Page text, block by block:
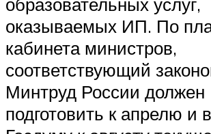
оказываемых ИП. По
кабинета министров,
соответствующий
Минтруд России должен
подготовить к апрелю и